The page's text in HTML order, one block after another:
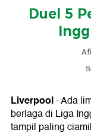
Duel 5
Liverpool- Ada
berlaga di Liga
tampil paling